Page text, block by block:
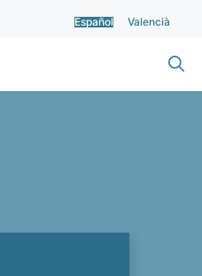
Español Valencià